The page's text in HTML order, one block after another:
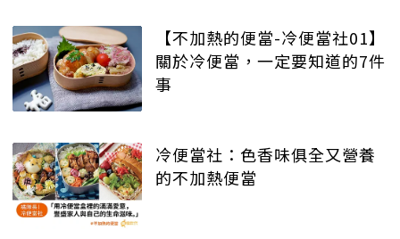
【不加熱的便當-冷便當社01】
關於冷便當，一定要知道的7件
事
冷便當社：色香味俱全又營養
的不加熱便當